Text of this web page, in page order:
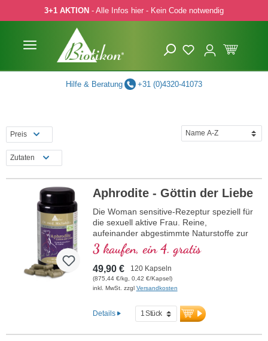
Hauptinhalt springen
Zur Suche springen
Zur Hauptnavigation springen
3+1 AKTION - Alle Infos hier - Kein Code notwendig
Hilfe & Beratung +31 (0)4320-41073
Preis
Zutaten
Aphrodite - Göttin der Liebe
Die Woman sensitive-Rezeptur speziell für
die sexuell aktive Frau. Reine,
aufeinander abgestimmte Naturstoffe zur
Unterstützung der Weiblichkeit.
3 kaufen, ein 4. gratis
49,90 € 120 Kapseln
(875,44 €/kg, 0,42 €/Kapsel)
inkl. MwSt. zzgl Versandkosten
Details